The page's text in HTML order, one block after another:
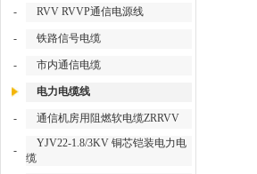
- RVV RVVP通信电源线
- 铁路信号电缆
- 市内通信电缆
电力电缆线
- 通信机房用阻燃软电缆ZRRVV
-
YJV22-1.8/3KV 铜芯铠装电力电
缆